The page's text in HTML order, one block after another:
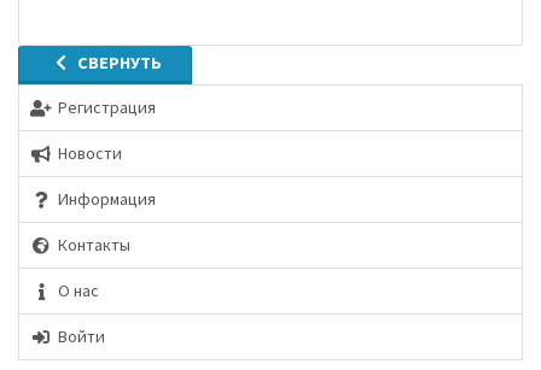
СВЕРНУТЬ
Регистрация
Новости
Информация
Контакты
О нас
Войти